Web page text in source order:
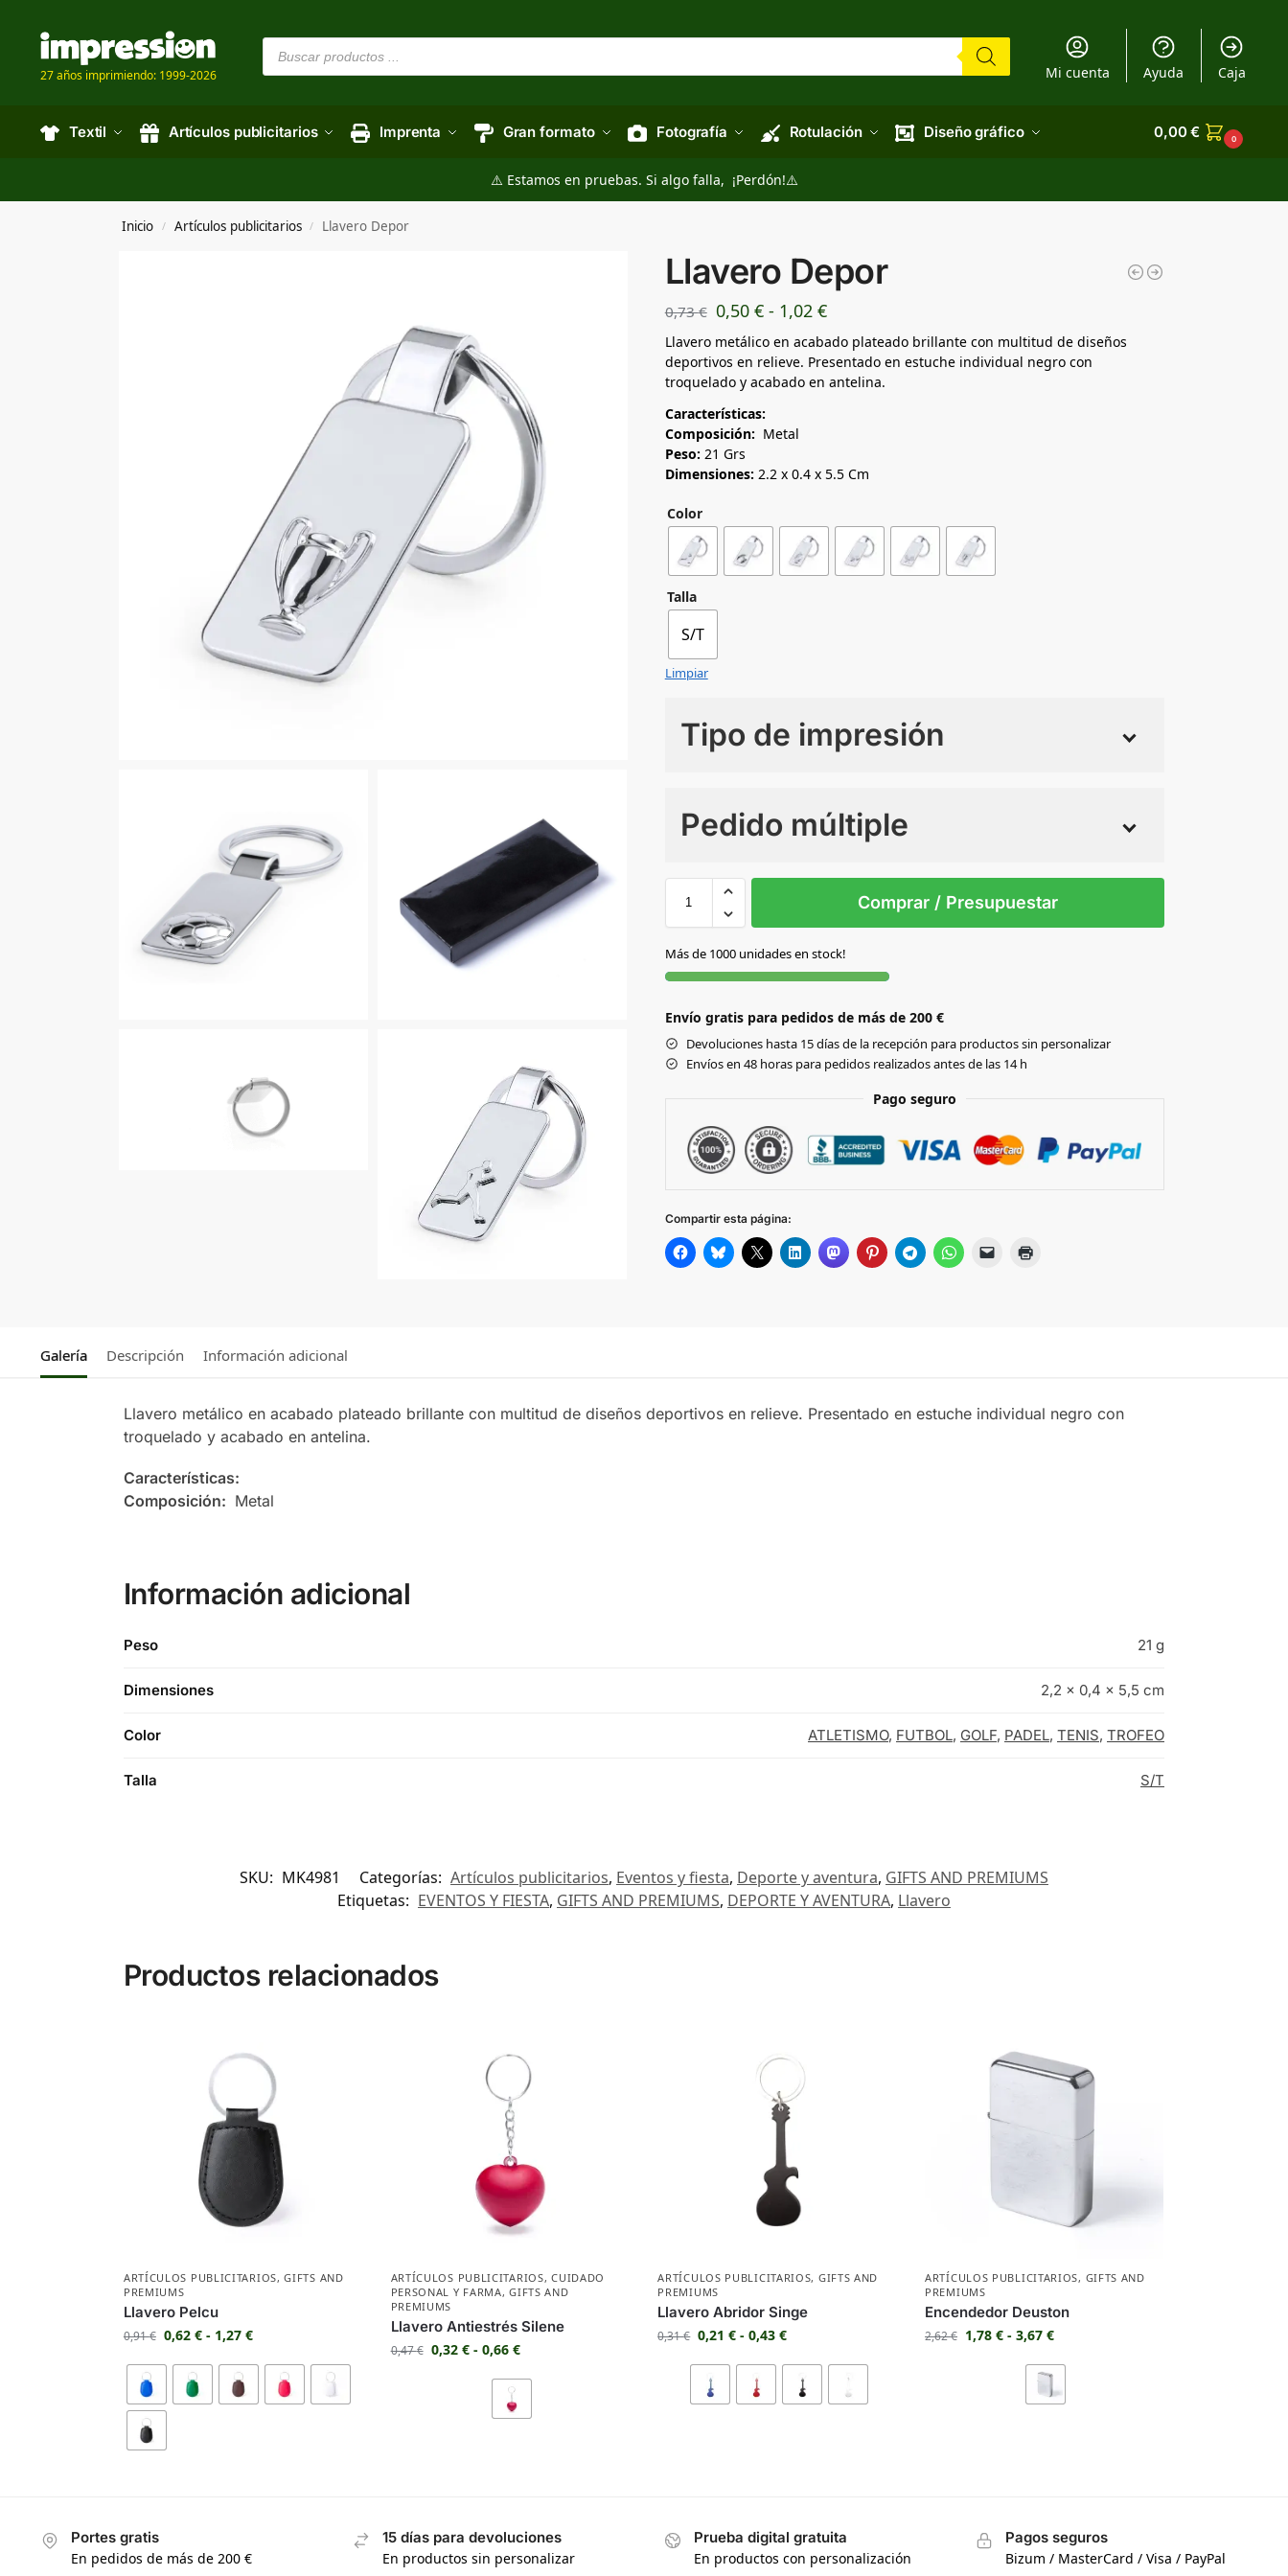
27 años imprimiendo: 1999-2026 Mi cuenta Ayuda Caja
Textil Artículos publicitarios Imprenta Gran formato Fotografía Rotulación Diseño gráfico 0,00€ 0
⚠️ Estamos en pruebas. Si algo falla, ¡Perdón!⚠️
Inicio / Artículos publicitarios / Llavero Depor
Llavero Depor
0,73€ 0,50 € - 1,02 €
Llavero metálico en acabado plateado brillante con multitud de diseños
deportivos en relieve. Presentado en estuche individual negro con
troquelado y acabado en antelina.
Características:
Composición: Metal
Peso: 21 Grs
Dimensiones: 2.2 x 0.4 x 5.5 Cm
Color
Talla
S/T
Limpiar
Tipo de impresión
Pedido múltiple
ATLETISMO
FUTBOL
GOLF
TENIS
Comprar / Presupuestar
Más de 1000 unidades en stock!
Envío gratis para pedidos de más de 200 €
Devoluciones hasta 15 días de la recepción para productos sin personalizar
Envíos en 48 horas para pedidos realizados antes de las 14 h
Pago seguro
Compartir esta página:
Galería Descripción Información adicional
Llavero metálico en acabado plateado brillante con multitud de diseños deportivos en relieve. Presentado en estuche individual negro con
troquelado y acabado en antelina.
Características:
Composición: Metal
Información adicional
Peso 21 g
Dimensiones 2,2 × 0,4 × 5,5 cm
Color ATLETISMO, FUTBOL, GOLF, PADEL, TENIS, TROFEO
Talla S/T
SKU: MK4981 Categorías: Artículos publicitarios, Eventos y fiesta, Deporte y aventura, GIFTS AND PREMIUMS
Etiquetas: EVENTOS Y FIESTA, GIFTS AND PREMIUMS, DEPORTE Y AVENTURA, Llavero
Productos relacionados
ARTÍCULOS PUBLICITARIOS,GIFTS AND
PREMIUMS
Llavero Pelcu
0,91€ 0,62 € - 1,27 €
ARTÍCULOS PUBLICITARIOS,CUIDADO
PERSONAL Y FARMA,GIFTS AND
PREMIUMS
Llavero Antiestrés Silene
0,47€ 0,32 € - 0,66 €
ARTÍCULOS PUBLICITARIOS, GIFTS AND
PREMIUMS
Llavero Abridor Singe
0,31€ 0,21€ - 0,43€
ARTÍCULOS PUBLICITARIOS, GIFTS AND
PREMIUMS
Encendedor Deuston
2,62€ 1,78€ - 3,67€
Portes gratis
En pedidos de más de 200 €
15 días para devoluciones
En productos sin personalizar
Prueba digital gratuita
En productos con personalización
Pagos seguros
Bizum / MasterCard / Visa / PayPal